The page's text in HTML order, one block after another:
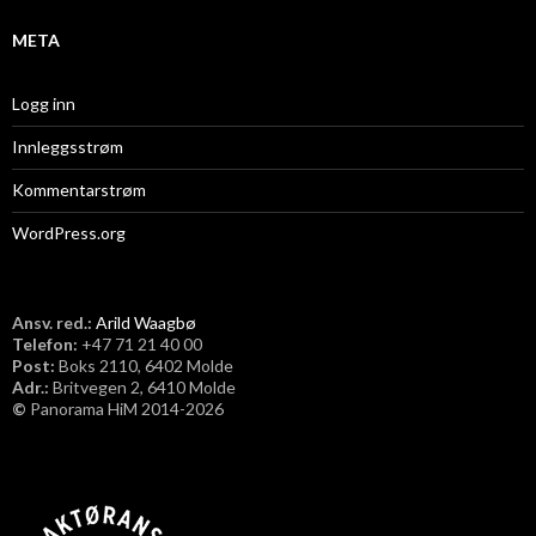
META
Logg inn
Innleggsstrøm
Kommentarstrøm
WordPress.org
Ansv. red.: Arild Waagbø
Telefon: ​+47 71 21 40 00
Post: Boks 2110, 6402 Molde
Adr.: Britvegen 2, 6410 Molde
© Panorama HiM 2014-2026